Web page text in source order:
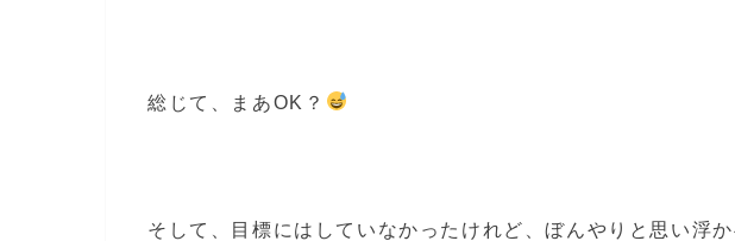
総じて、まあOK？
そして、目標にはしていなかったけれど、ぼんやりと思い浮